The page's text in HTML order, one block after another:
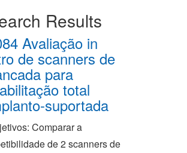
Results
Avaliação in
de scanners de
para
total
suportada
Comparar a
de 2 scanners de